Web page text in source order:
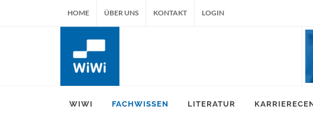
HOME ÜBER UNS KONTAKT LOGIN
WIWI FACHWISSEN LITERATUR